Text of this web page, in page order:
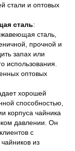
стали и оптовых
сталь:
сталь,
прочной и
запах или
использования.
оптовых
хорошей
способностью,
корпуса чайника
давлении. Он
с
из